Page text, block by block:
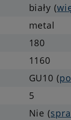
biały (
metal
180
1160
GU10 (
5
Nie (